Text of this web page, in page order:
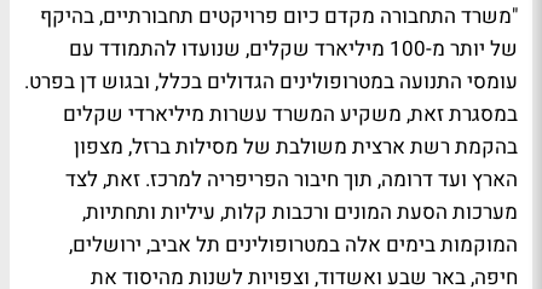
"משרד התחבורה מקדם כיום פרויקטים תחבורתיים, בהיקף
של יותר מ-100 מיליארד שקלים, שנועדו להתמודד עם
עומסי התנועה במטרופולינים הגדולים בכלל, ובגוש דן בפרט.
במסגרת זאת, משקיע המשרד עשרות מיליארדי שקלים
בהקמת רשת ארצית משולבת של מסילות ברזל, מצפון
הארץ ועד דרומה, תוך חיבור הפריפריה למרכז. זאת, לצד
מערכות הסעת המונים ורכבות קלות, עיליות ותחתיות,
המוקמות בימים אלה במטרופולינים תל אביב, ירושלים,
חיפה, באר שבע ואשדוד, וצפויות לשנות מהיסוד את